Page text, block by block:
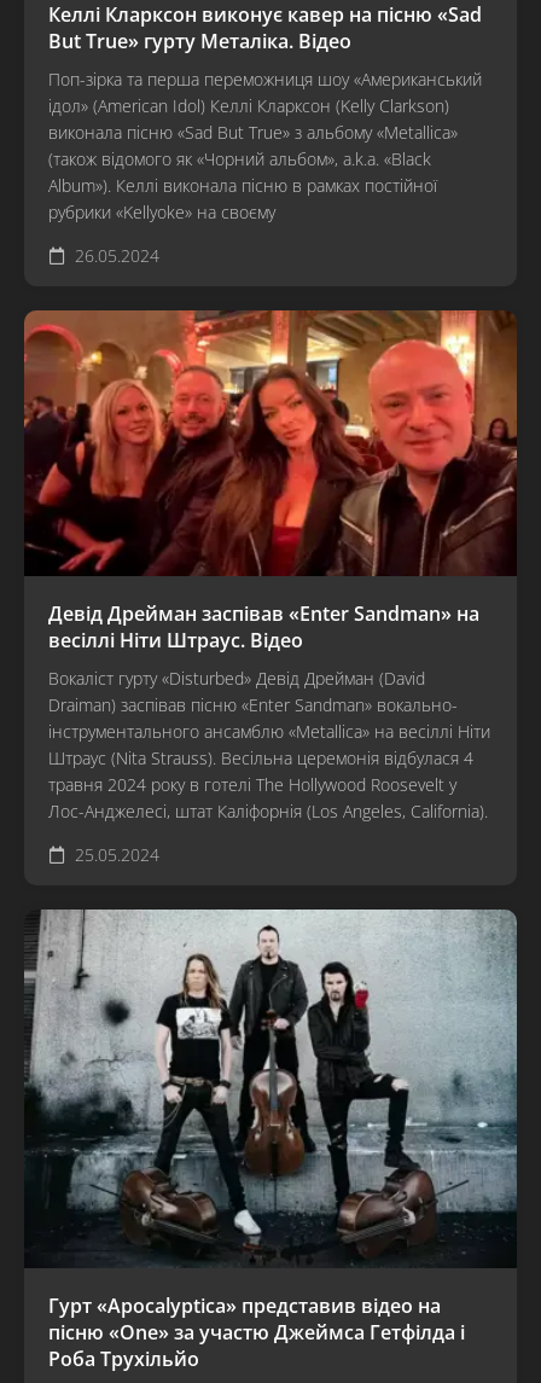
Келлі Кларксон виконує кавер на пісню «Sad
But True» гурту Металіка. Відео
Поп-зірка та перша переможниця шоу «Американський
ідол» (American Idol) Келлі Кларксон (Kelly Clarkson)
виконала пісню «Sad But True» з альбому «Metallica»
(також відомого як «Чорний альбом», a.k.a. «Black
Album»). Келлі виконала пісню в рамках постійної
рубрики «Kellyoke» на своєму
26.05.2024
Девід Дрейман заспівав «Enter Sandman» на
весіллі Ніти Штраус. Відео
Вокаліст гурту «Disturbed» Девід Дрейман (David
Draiman) заспівав пісню «Enter Sandman» вокально-
інструментального ансамблю «Metallica» на весіллі Ніти
Штраус (Nita Strauss). Весільна церемонія відбулася 4
травня 2024 року в готелі The Hollywood Roosevelt у
Лос-Анджелесі, штат Каліфорнія (Los Angeles, California).
25.05.2024
Гурт «Apocalyptica» представив відео на
пісню «One» за участю Джеймса Гетфілда і
Роба Трухільйо